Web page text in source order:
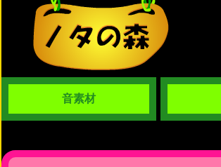
音素材